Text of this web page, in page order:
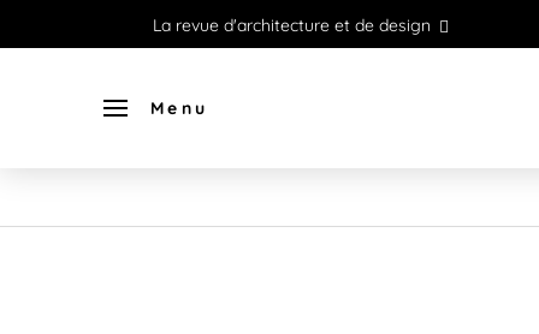
La revue d'architecture et de design
Menu